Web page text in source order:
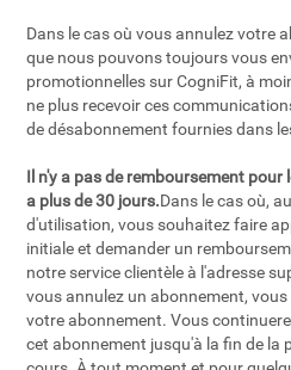
Dans le cas où vous annulez votre
que nous pouvons toujours vous
promotionnelles sur CogniFit, à
ne plus recevoir ces
de désabonnement fournies dans
Il n'y a pas de remboursement pour
a plus de 30 jours.Dans le cas où,
d'utilisation, vous souhaitez faire
initiale et demander un
notre service clientèle à l'adresse
vous annulez un abonnement,
votre abonnement. Vous
cet abonnement jusqu'à la fin de la